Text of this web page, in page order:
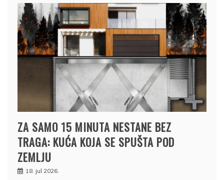
ZA SAMO 15 MINUTA NESTANE BEZ
TRAGA: KUĆA KOJA SE SPUŠTA POD
ZEMLJU
18. jul 2026.